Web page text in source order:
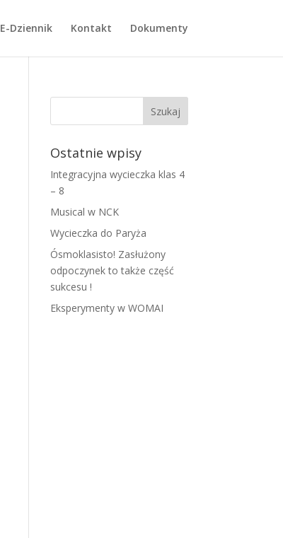
E-Dziennik Kontakt Dokumenty
Ostatnie wpisy
Integracyjna wycieczka klas 4
– 8
Musical w NCK
Wycieczka do Paryża
Ósmoklasisto! Zasłużony
odpoczynek to także część
sukcesu !
Eksperymenty w WOMAI